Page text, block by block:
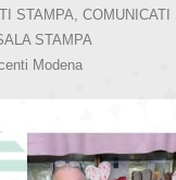
STAMPA, COMUNICATI
STAMPA
Modena